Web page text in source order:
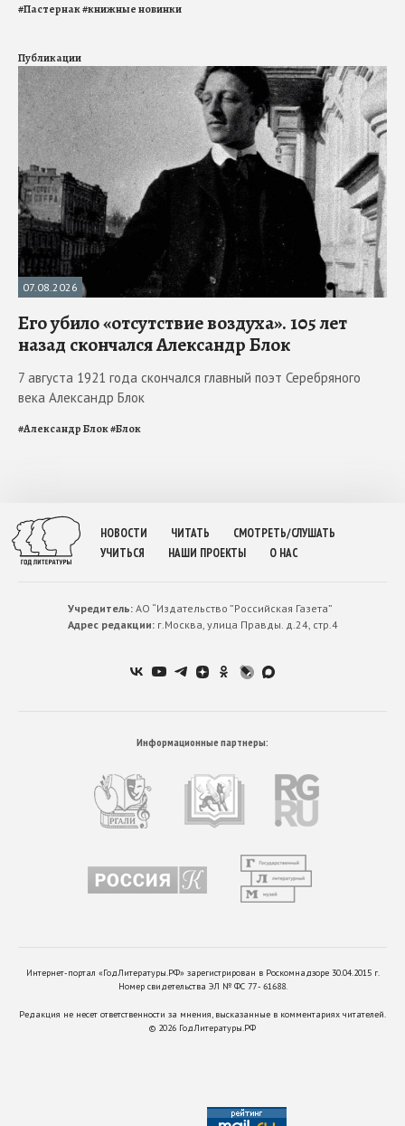
#Пастернак#книжные новинки
Публикации
07.08.2026
Его убило «отсутствие воздуха». 105 лет
назад скончался Александр Блок
7 августа 1921 года скончался главный поэт Серебряного
века Александр Блок
#Александр Блок#Блок
НОВОСТИ ЧИТАТЬ
СМОТРЕТЬ/СЛУШАТЬ
УЧИТЬСЯ
НАШИ ПРОЕКТЫ О НАС
Учредитель:АО “Издательство ”Российская Газета”
Адрес редакции:г.Москва, улица Правды. д.24, стр.4
Информационные партнеры:
Интернет-портал «ГодЛитературы.РФ» зарегистрирован в Роскомнадзоре 30.04.2015 г.
Номер свидетельства ЭЛ № ФС 77 - 61688.
Редакция не несет ответственности за мнения, высказанные в комментариях читателей.
© 2026 ГодЛитературы.РФ